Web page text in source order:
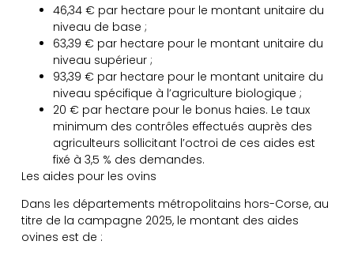
46,34 € par hectare pour le montant unitaire du
niveau de base ;
63,39 € par hectare pour le montant unitaire du
niveau supérieur ;
93,39 € par hectare pour le montant unitaire du
niveau spécifique à l’agriculture biologique ;
20 € par hectare pour le bonus haies. Le taux
minimum des contrôles effectués auprès des
agriculteurs sollicitant l’octroi de ces aides est
fixé à 3,5 % des demandes.
Les aides pour les ovins
Dans les départements métropolitains hors-Corse, au
titre de la campagne 2025, le montant des aides
ovines est de :